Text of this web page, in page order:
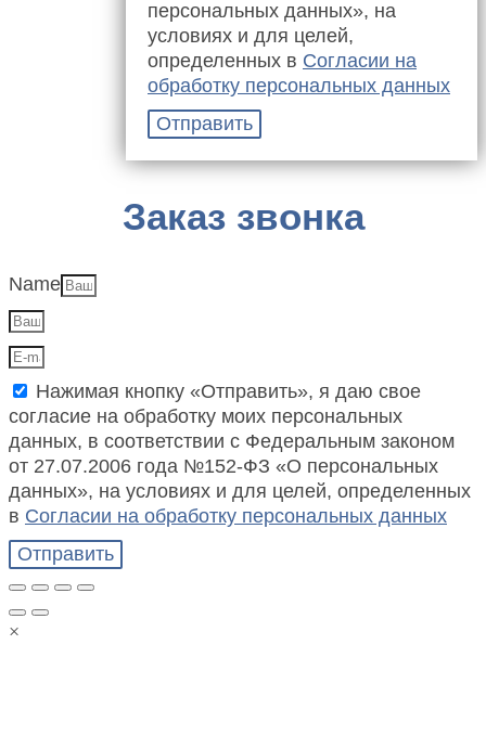
персональных данных», на
условиях и для целей,
определенных в Согласии на
обработку персональных данных
Отправить
Заказ звонка
Name
Нажимая кнопку «Отправить», я даю свое
согласие на обработку моих персональных
данных, в соответствии с Федеральным законом
от 27.07.2006 года №152-ФЗ «О персональных
данных», на условиях и для целей, определенных
в Согласии на обработку персональных данных
Отправить
×